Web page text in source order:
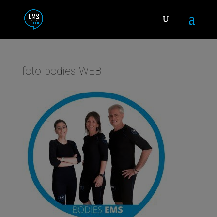
foto-bodies-WEB